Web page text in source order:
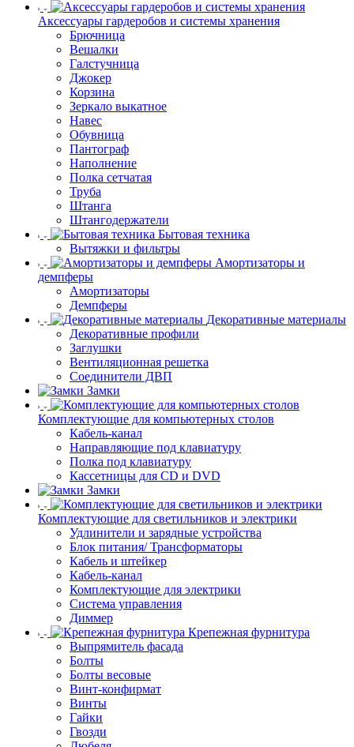
Аксессуары гардеробов и системы хранения
Брючница
Вешалки
Галстучница
Джокер
Корзина
Зеркало выкатное
Навес
Обувница
Пантограф
Наполнение
Полка сетчатая
Труба
Штанга
Штангодержатели
Бытовая техника
Вытяжки и фильтры
Амортизаторы и
демпферы
Амортизаторы
Демпферы
Декоративные материалы
Декоративные профили
Заглушки
Вентиляционная решетка
Соединители ДВП
Замки
Комплектующие для компьютерных столов
Кабель-канал
Направляющие под клавиатуру
Полка под клавиатуру
Кассетницы для CD и DVD
Замки
Комплектующие для светильников и электрики
Удлинители и зарядные устройства
Блок питания/ Трансформаторы
Кабель и штейкер
Кабель-канал
Комплектующие для электрики
Система управления
Диммер
Крепежная фурнитура
Выпрямитель фасада
Болты
Болты весовые
Винт-конфирмат
Винты
Гайки
Гвозди